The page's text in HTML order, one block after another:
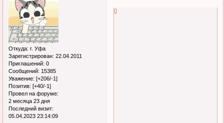
Откуда: г. Уфа
Зарегистрирован: 22.04.2011
Приглашений: 0
Сообщений: 15385
Уважение: [+206/-1]
Позитив: [+40/-1]
Провел на форуме:
2 месяца 23 дня
Последний визит:
05.04.2023 23:14:09
0